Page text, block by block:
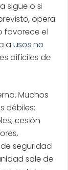
sigue o si
opera
favorece el
a usos no
difíciles de
Muchos
débiles:
cesión
seguridad
sale de